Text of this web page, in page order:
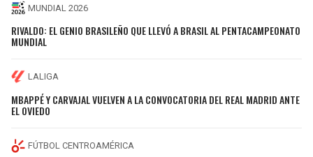
MUNDIAL 2026
RIVALDO: EL GENIO BRASILEÑO QUE LLEVÓ A BRASIL AL PENTACAMPEONATO
MUNDIAL
LALIGA
MBAPPÉ Y CARVAJAL VUELVEN A LA CONVOCATORIA DEL REAL MADRID ANTE
EL OVIEDO
FÚTBOL CENTROAMÉRICA